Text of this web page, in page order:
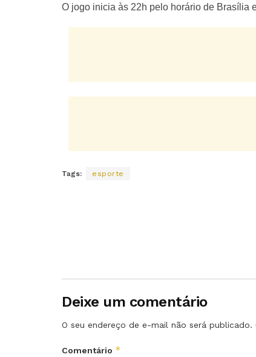
O jogo inicia às 22h pelo horário de Brasília
Tags: esporte
Deixe um comentário
O seu endereço de e-mail não será publicado.
Comentário *